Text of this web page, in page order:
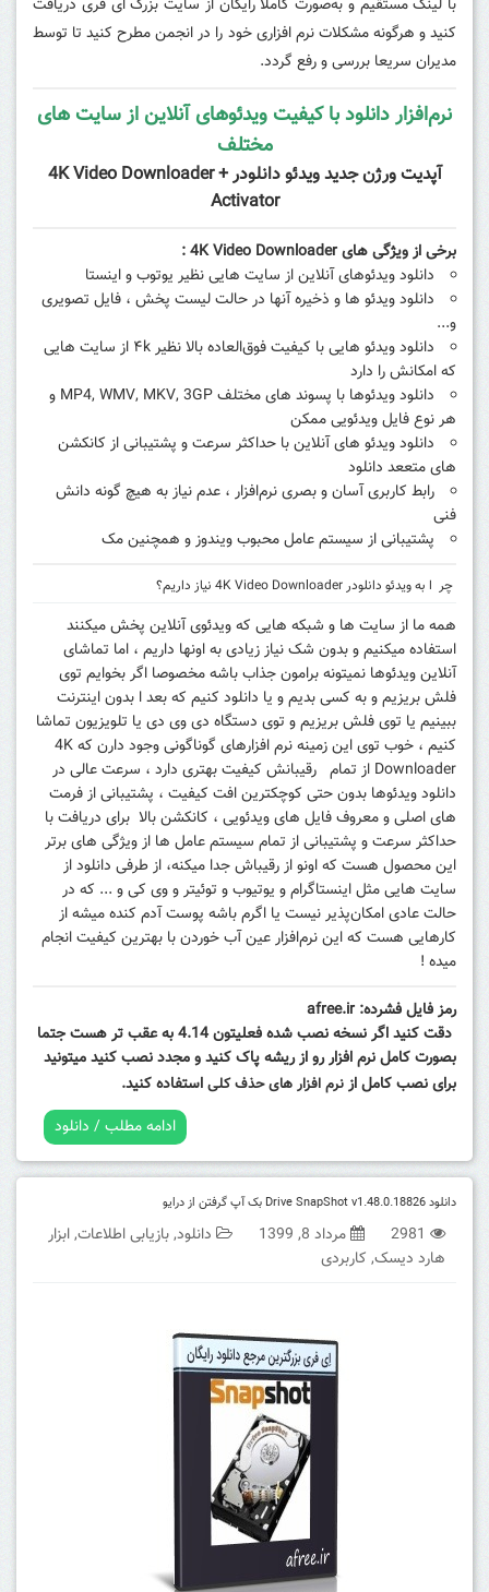
با لینک مستقیم و به‌صورت کاملا رایگان از سایت بزرگ ای فری دریافت
کنید و هرگونه مشکلات نرم افزاری خود را در انجمن مطرح کنید تا توسط
مدیران سریعا بررسی و رفع گردد.
نرم‌افزار دانلود با کیفیت ویدئوهای آنلاین از سایت های
مختلف
آپدیت ورژن جدید ویدئو دانلودر 4K Video Downloader +
Activator
برخی از ویژگی های4K Video Downloader
:
دانلود ویدئوهای آنلاین از سایت هایی نظیر یوتوب و اینستا
دانلود ویدئو ها و ذخیره آنها در حالت لیست پخش ، فایل تصویری
و...
دانلود ویدئو هایی با کیفیت فوق‌العاده بالا نظیر ۴k از سایت هایی
که امکانش را دارد
دانلود ویدئوها با پسوند های مختلف MP4, WMV, MKV, 3GP و
هر نوع فایل ویدئویی ممکن
دانلود ویدئو های آنلاین با حداکثر سرعت و پشتیبانی از کانکشن
های متععد دانلود
رابط کاربری آسان و بصری نرم‌افزار ، عدم نیاز به هیچ گونه دانش
فنی
پشتیبانی از سیستم عامل محبوب ویندوز و همچنین مک
چر ا به ویدئو دانلودر 4K Video Downloader نیاز داریم؟
همه ما از سایت ها و شبکه هایی که ویدئوی آنلاین پخش میکنند
استفاده میکنیم و بدون شک نیاز زیادی به اونها داریم ، اما تماشای
آنلاین ویدئوها نمیتونه برامون جذاب باشه مخصوصا اگر بخوایم توی
فلش بریزیم و به کسی بدیم و یا دانلود کنیم که بعد ا بدون اینترنت
ببینیم یا توی فلش بریزیم و توی دستگاه دی وی دی یا تلویزیون تماشا
کنیم ، خوب توی این زمینه نرم افزارهای گوناگونی وجود دارن که 4K
Downloader از تمام رقیبانش کیفیت بهتری دارد ، سرعت عالی در
دانلود ویدئوها بدون حتی کوچکترین افت کیفیت ، پشتیبانی از فرمت
های اصلی و معروف فایل های ویدئویی ، کانکشن بالا برای دریافت با
حداکثر سرعت و پشتیبانی از تمام سیستم عامل ها از ویژگی های برتر
این محصول هست که اونو از رقیباش جدا میکنه، از طرفی دانلود از
سایت هایی مثل اینستاگرام و یوتیوب و توئیتر و وی کی و ... که در
حالت عادی امکان‌پذیر نیست یا اگرم باشه پوست آدم کنده میشه از
کارهایی هست که این نرم‌افزار عین آب خوردن با بهترین کیفیت انجام
میده !
رمز فایل فشرده: afree.ir
دقت کنید اگر نسخه نصب شده فعلیتون 4.14 به عقب تر هست جتما
بصورت کامل نرم افزار رو از ریشه پاک کنید و مجدد نصب کنید میتونید
برای نصب کامل از نرم افزار های حذف کلی استفاده کنید.
ادامه مطلب / دانلود
دانلود Drive SnapShot v1.48.0.18826 بک آپ گرفتن از درایو
2981 مرداد 8, 1399 دانلود,بازیابی اطلاعات,ابزار
هارد دیسک, کاربردی